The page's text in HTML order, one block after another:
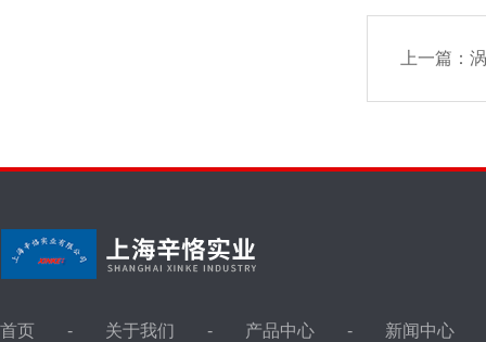
上一篇：
首页 关于我们 产品中心 新闻中心